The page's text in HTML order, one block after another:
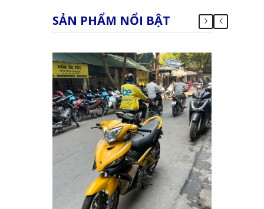
SẢN PHẨM NỔI BẬT